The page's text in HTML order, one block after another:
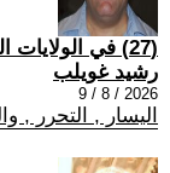
(27) في الولايات المتحدة نجاحات اليساريين تتواصل
رشيد غويلب
2026 / 8 / 9
اليسار , التحرر ,